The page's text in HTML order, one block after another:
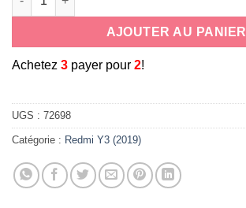
AJOUTER AU PANIER
Achetez 3 payer pour 2!
UGS : 72698
Catégorie : Redmi Y3 (2019)